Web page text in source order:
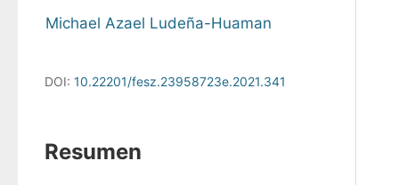
Michael Azael Ludeña-Huaman
DOI: 10.22201/fesz.23958723e.2021.341
Resumen